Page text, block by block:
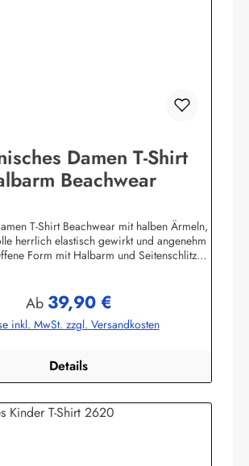
Damen T-Shirt
Beachwear
T-Shirt Beachwear mit halben Ärmeln,
herrlich elastisch gewirkt und angenehm
Form mit Halbarm und Seitenschlitzen.
Str. 1226409 Wittmundinfo@modas-
bekleidung.de
Regulärer Preis:
Ab 39,90 €
inkl. MwSt. zzgl. Versandkosten
Details